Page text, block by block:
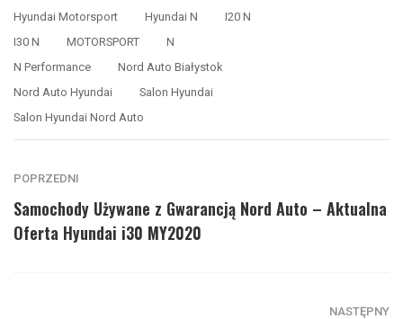
Hyundai Motorsport
Hyundai N
I20 N
I30 N
MOTORSPORT
N
N Performance
Nord Auto Białystok
Nord Auto Hyundai
Salon Hyundai
Salon Hyundai Nord Auto
POPRZEDNI
Samochody Używane z Gwarancją Nord Auto – Aktualna
Oferta Hyundai i30 MY2020
NASTĘPNY